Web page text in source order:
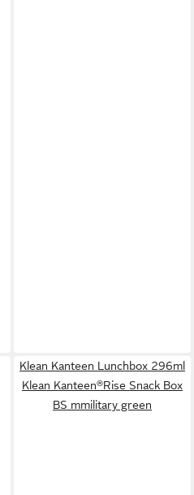
Klean Kanteen Lunchbox 296ml
Klean Kanteen®Rise Snack Box
BS mmilitary green